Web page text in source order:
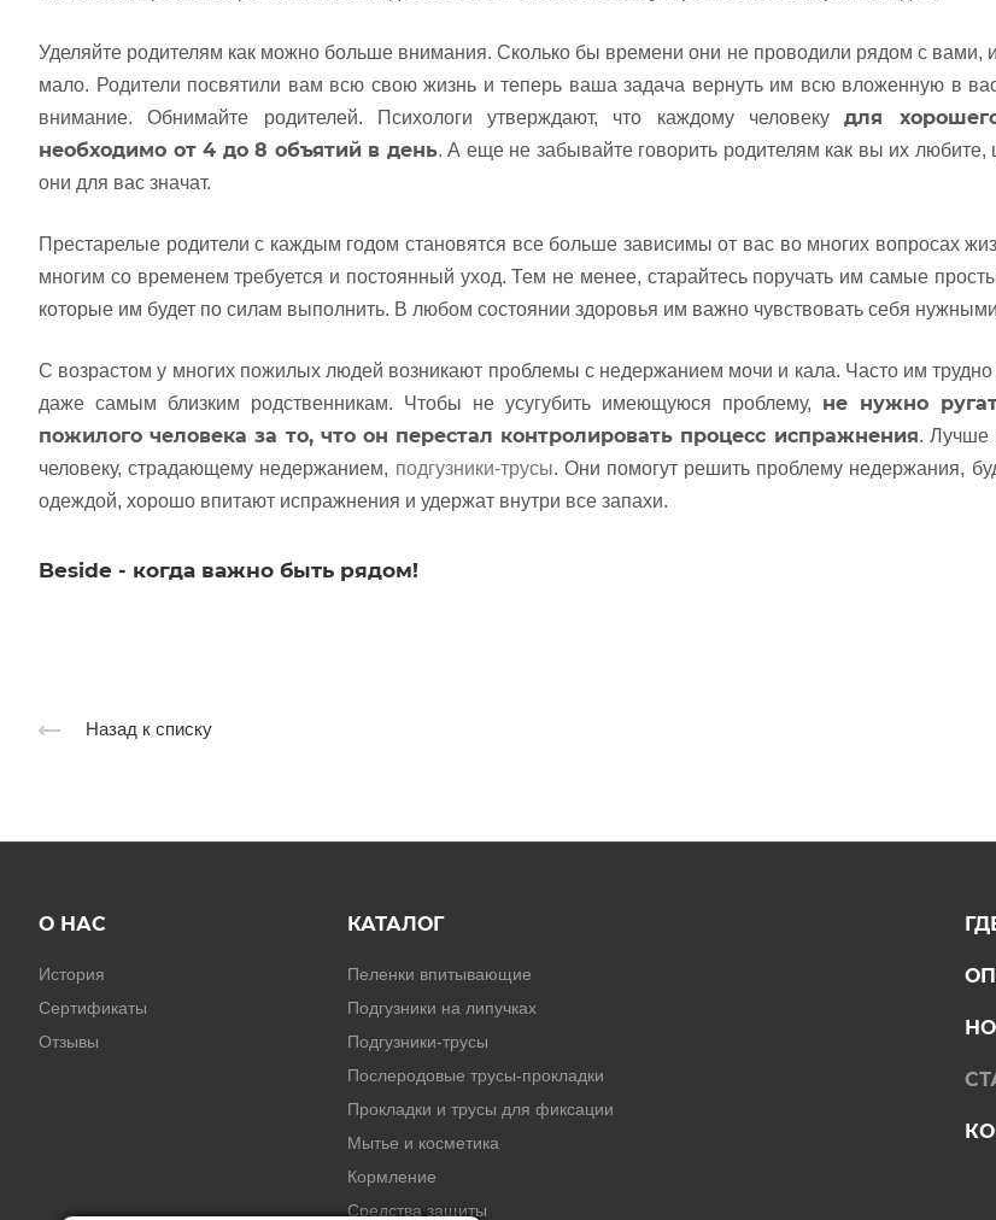
Уделяйте родителям как можно больше внимания. Сколько бы времени они не проводили рядом с вами,
мало. Родители посвятили вам всю свою жизнь и теперь ваша задача вернуть им всю вложенную в
внимание. Обнимайте родителей. Психологи утверждают, что каждому человекудля
необходимо от 4 до 8 объятий в день. А еще не забывайте говорить родителям как вы их любите,
они для вас значат.
Престарелые родители с каждым годом становятся все больше зависимы от вас во многих вопросах
многим со временем требуется и постоянный уход. Тем не менее, старайтесь поручать им самые
которые им будет по силам выполнить. В любом состоянии здоровья им важно чувствовать себя
С возрастом у многих пожилых людей возникают проблемы с недержанием мочи и кала. Часто им трудно
даже самым близким родственникам. Чтобы не усугубить имеющуюся проблему, не нужно
пожилого человека за то, что он перестал контролировать процесс испражнения. Лучше
человеку, страдающему недержанием, подгузники-трусы. Они помогут решить проблему недержания,
одеждой, хорошо впитают испражнения и удержат внутри все запахи.
Beside - когда важно быть рядом!
Назад к списку
О НАС
История
Сертификаты
Отзывы
КАТАЛОГ
Пеленки впитывающие
Подгузники на липучках
Подгузники-трусы
Послеродовые трусы-прокладки
Прокладки и трусы для фиксации
Мытье и косметика
Кормление
Средства защиты